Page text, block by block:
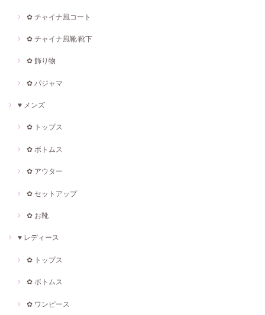
✿ チャイナ風コート
✿ チャイナ風靴·靴下
✿ 飾り物
✿ パジャマ
♥ メンズ
✿ トップス
✿ ボトムス
✿ アウター
✿ セットアップ
✿ お靴
♥ レディース
✿ トップス
✿ ボトムス
✿ ワンピース